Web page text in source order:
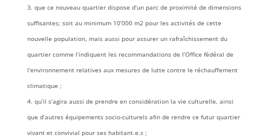
que ce nouveau quartier dispose d’un parc de proximité de dimensions
suffisantes; soit au minimum 10’000 m2 pour les activités de cette
nouvelle population, mais aussi pour assurer un rafraîchissement du
quartier comme l’indiquent les recommandations de l’Office fédéral de
l’environnement relatives aux mesures de lutte contre le réchauffement
climatique ;
qu’il s’agira aussi de prendre en considération la vie culturelle, ainsi
que d’autres équipements socio-culturels afin de rendre ce futur quartier
vivant et convivial pour ses habitant.e.s ;